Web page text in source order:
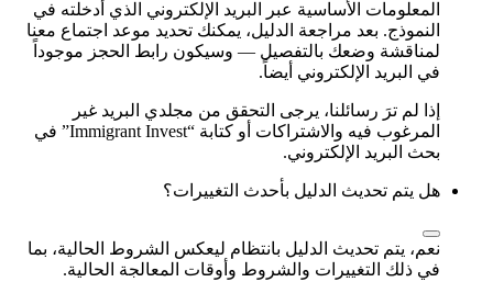
المعلومات الأساسية عبر البريد الإلكتروني الذي أدخلته في
النموذج. بعد مراجعة الدليل، يمكنك تحديد موعد اجتماع معنا
لمناقشة وضعك بالتفصيل — وسيكون رابط الحجز موجوداً
في البريد الإلكتروني أيضاً.
إذا لم ترَ رسائلنا، يرجى التحقق من مجلدي البريد غير
المرغوب فيه والاشتراكات أو كتابة “Immigrant Invest” في
بحث البريد الإلكتروني.
هل يتم تحديث الدليل بأحدث التغييرات؟
نعم، يتم تحديث الدليل بانتظام ليعكس الشروط الحالية، بما
في ذلك التغييرات والشروط وأوقات المعالجة الحالية.